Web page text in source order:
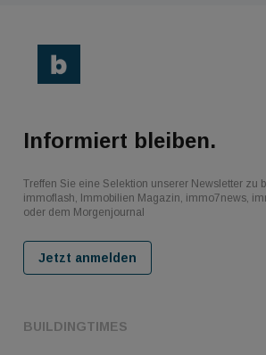
BUILDINGTIMES
Informiert bleiben.
Treffen Sie eine Selektion unserer Newsletter zu
immoflash, Immobilien Magazin, immo7news,
oder dem Morgenjournal
Jetzt anmelden